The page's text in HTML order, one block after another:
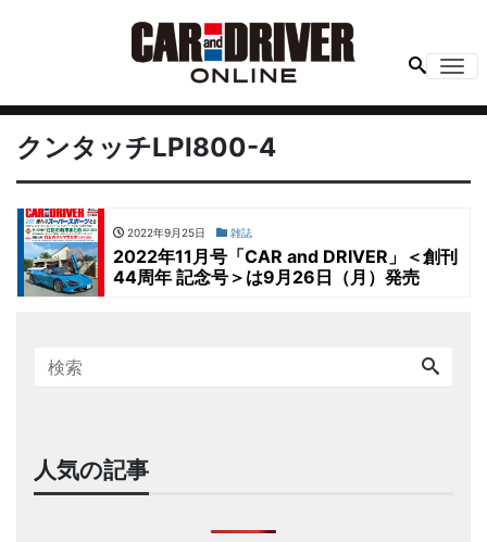
クンタッチLPI800-4
2022年9月25日 雑誌
2022年11月号「CAR and DRIVER」＜創刊
44周年 記念号＞は9月26日（月）発売
人気の記事